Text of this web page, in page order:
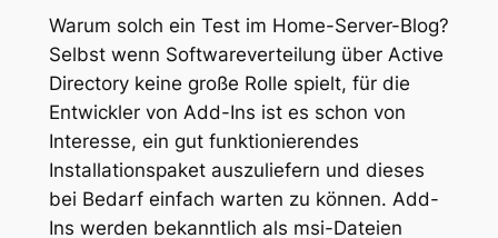
Warum solch ein Test im Home-Server-Blog?
Selbst wenn Softwareverteilung über Active
Directory keine große Rolle spielt, für die
Entwickler von Add-Ins ist es schon von
Interesse, ein gut funktionierendes
Installationspaket auszuliefern und dieses
bei Bedarf einfach warten zu können. Add-
Ins werden bekanntlich als msi-Dateien